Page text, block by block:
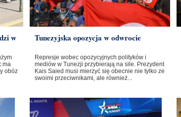
w
ma
obóz
Tunezyjska opozycja w odwrocie
Represje wobec opozycyjnych polityków i
mediów w Tunezji przybierają na sile. Prezydent
Kais Saied musi mierzyć się obecnie nie tylko ze
swoimi przeciwnikami, ale również...